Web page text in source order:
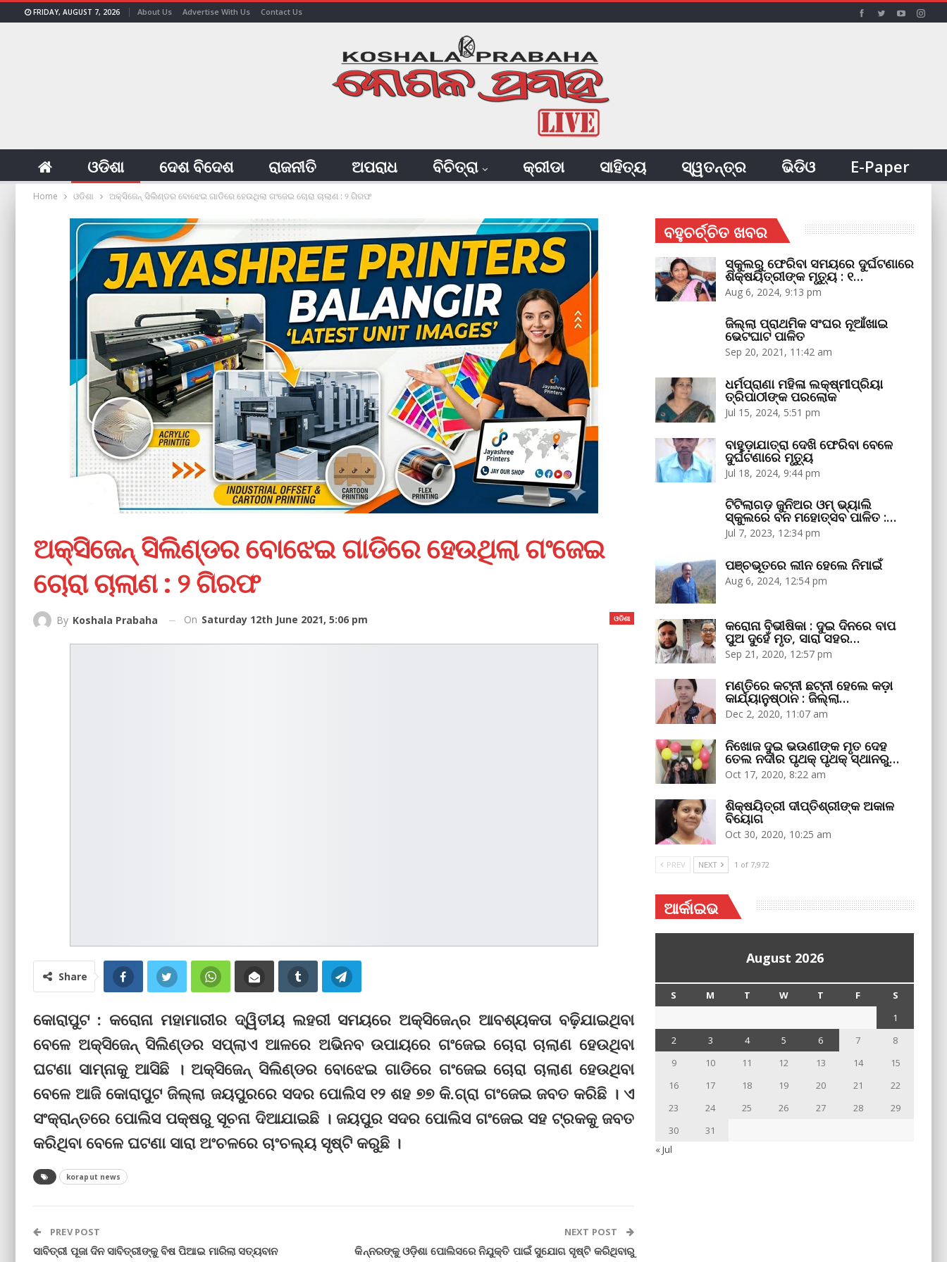
FRIDAY, AUGUST 7, 2026 About Us Advertise With Us Contact Us
ଓଡିଶା ଦେଶ ବିଦେଶ ରାଜନୀତି ଅପରାଧ ବିଚିତ୍ରା କ୍ରୀଡା ସାହିତ୍ୟ ସ୍ୱତନ୍ତ୍ର ଭିଡିଓ E-Paper
Home ଓଡିଶା ଅକ୍ସିଜେନ୍ ସିଲିଣ୍ଡର ବୋଝେଇ ଗାଡିରେ ହେଉଥିଲା ଗଂଜେଇ ଚୋରା ଚାଲାଣ : ୨ ଗିରଫ
ଅକ୍ସିଜେନ୍ ସିଲିଣ୍ଡର ବୋଝେଇ ଗାଡିରେ ହେଉଥିଲା ଗଂଜେଇ
ଚୋରା ଚାଲାଣ : ୨ ଗିରଫ
ଓଡିଶା
By Koshala Prabaha On Saturday 12th June 2021, 5:06 pm
Share
କୋରାପୁଟ : କରୋନା ମହାମାରୀର ଦ୍ୱିତୀୟ ଲହରୀ ସମୟରେ ଅକ୍ସିଜେନ୍‌ର ଆବଶ୍ୟକତା ବଢ଼ିଯାଇଥିବା
ବେଳେ ଅକ୍ସିଜେନ୍ ସିଲିଣ୍ଡର ସପ୍ଲାଏ ଆଳରେ ଅଭିନବ ଉପାୟରେ ଗଂଜେଇ ଚୋରା ଚାଲାଣ ହେଉଥିବା
ଘଟଣା ସାମ୍‌ନାକୁ ଆସିଛି । ଅକ୍ସିଜେନ୍ ସିଲିଣ୍ଡର ବୋଝେଇ ଗାଡିରେ ଗଂଜେଇ ଚୋରା ଚାଲାଣ ହେଉଥିବା
ବେଳେ ଆଜି କୋରାପୁଟ ଜିଲ୍ଲା ଜୟପୁରରେ ସଦର ପୋଲିସ ୧୨ ଶହ ୭୭ କି.ଗ୍ରା ଗଂଜେଇ ଜବତ କରିଛି । ଏ
ସଂକ୍ରାନ୍ତରେ ପୋଲିସ ପକ୍ଷରୁ ସୂଚନା ଦିଆଯାଇଛି । ଜୟପୁର ସଦର ପୋଲିସ ଗଂଜେଇ ସହ ଟ୍ରକକୁ ଜବତ
କରିଥିବା ବେଳେ ଘଟଣା ସାରା ଅଂଚଳରେ ଚାଂଚଲ୍ୟ ସୃଷ୍ଟି କରୁଛି ।
koraput news
PREV POST
ସାବିତ୍ରୀ ପୂଜା ଦିନ ସାବିତ୍ରୀଙ୍କୁ ବିଷ ପିଆଇ ମାରିଲା ସତ୍ୟବାନ
NEXT POST
କିନ୍ନରଙ୍କୁ ଓଡ଼ିଶା ପୋଲିସରେ ନିଯୁକ୍ତି ପାଇଁ ସୁଯୋଗ ସୃଷ୍ଟି କରିଥିବାରୁ
ବହୁଚର୍ଚ୍ଚିତ ଖବର
ସ୍କୁଲରୁ ଫେରିବା ସମୟରେ ଦୁର୍ଘଟଣାରେ
ଶିକ୍ଷୟିତ୍ରୀଙ୍କ ମୃତ୍ୟୁ : ୧…
Aug 6, 2024, 9:13 pm
ଜିଲ୍ଲା ପ୍ରାଥମିକ ସଂଘର ନୂଆଁଖାଇ
ଭେଟଘାଟ ପାଳିତ
Sep 20, 2021, 11:42 am
ଧର୍ମପ୍ରାଣା ମହିଳା ଲକ୍ଷ୍ମୀପ୍ରିୟା
ତ୍ରିପାଠୀଙ୍କ ପରଲୋକ
Jul 15, 2024, 5:51 pm
ବାହୁଡ଼ାଯାତ୍ରା ଦେଖି ଫେରିବା ବେଳେ
ଦୁର୍ଘଟଣାରେ ମୃତ୍ୟୁ
Jul 18, 2024, 9:44 pm
ଟିଟିଲାଗଡ଼ ଜୁନିଅର ଓମ୍‌ ଭ୍ୟାଲି
ସ୍କୁଲରେ ବନ ମହୋତ୍ସବ ପାଳିତ :…
Jul 7, 2023, 12:34 pm
ପଞ୍ଚଭୂତରେ ଲୀନ ହେଲେ ନିମାଇଁ
Aug 6, 2024, 12:54 pm
କରୋନା ବିଭୀଷିକା : ଦୁଇ ଦିନରେ ବାପ
ପୁଅ ଦୁହେଁ ମୃତ, ସାରା ସହର…
Sep 21, 2020, 12:57 pm
ମଣ୍ତିରେ କଟ୍‌ନୀ ଛଟ୍‌ନୀ ହେଲେ କଡ଼ା
କାର୍ଯ୍ୟାନୁଷ୍ଠାନ : ଜିଲ୍ଲା…
Dec 2, 2020, 11:07 am
ନିଖୋଜ ଦୁଇ ଭଉଣୀଙ୍କ ମୃତ ଦେହ
ତେଲ ନଦୀର ପୃଥକ୍‌ ପୃଥକ୍‌ ସ୍ଥାନରୁ…
Oct 17, 2020, 8:22 am
ଶିକ୍ଷୟିତ୍ରୀ ଦୀପ୍ତିଶ୍ରୀଙ୍କ ଅକାଳ
ବିୟୋଗ
Oct 30, 2020, 10:25 am
PREV NEXT 1 of 7,972
ଆର୍କାଇଭ
August 2026
S M T W T F
S
1
2
3 4 5 6 7
8
9
10 11 12 13 14
15
16
17 18 19 20 21
22
23
24 25 26 27 28
29
30
31
« Jul